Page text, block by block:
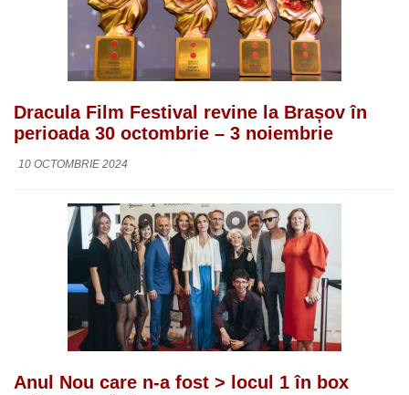
Dracula Film Festival revine la Brașov în
perioada 30 octombrie – 3 noiembrie
10 OCTOMBRIE 2024
Anul Nou care n-a fost > locul 1 în box